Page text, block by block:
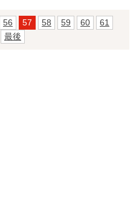
56 57 58 59 60
61
最後